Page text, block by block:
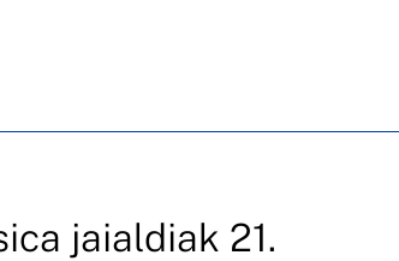
jaialdiak 21.